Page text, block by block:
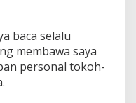
baca selalu
membawa saya
personal tokoh-